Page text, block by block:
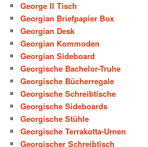
George II Tisch
Georgian Briefpapier Box
Georgian Desk
Georgian Kommoden
Georgian Sideboard
Georgische Bachelor-Truhe
Georgische Bücherregale
Georgische Schreibtische
Georgische Sideboards
Georgische Stühle
Georgische Terrakotta-Urnen
Georgischer Schreibtisch